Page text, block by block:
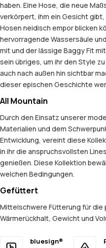
haben. Eine Hose, die neue
verkörpert, ihm ein Gesicht
Hosen neidisch empor blicken
hervorragende Wassersäule
mit und der lässige Baggy Fit
sein übriges, um ihr den Style
auch nach außen hin sichtbar
dieser epischen Geschichte
All Mountain
Durch den Einsatz unserer
Materialien und dem
Entwicklung, vereint diese
in ihr die anspruchsvollsten
genießen. Diese Kollektion
welchen Bedingungen.
Gefüttert
Mittelschwere Fütterung für die
Wärmerückhalt, Gewicht und
bluesign®